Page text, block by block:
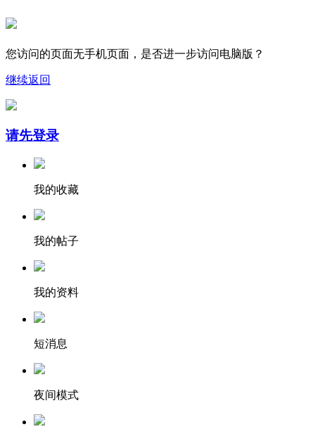
您访问的页面无手机页面，是否进一步访问电脑版？
继续返回
请先登录
我的收藏
我的帖子
我的资料
短消息
夜间模式